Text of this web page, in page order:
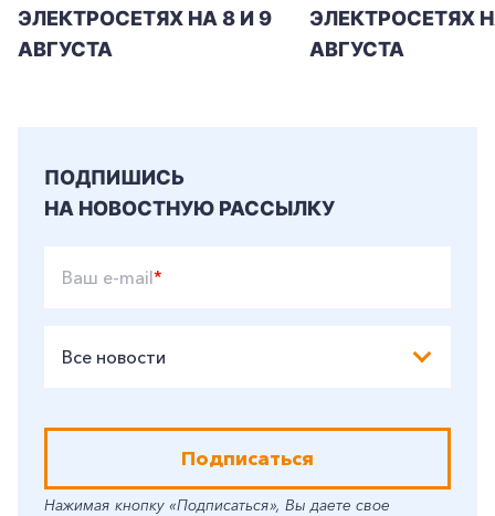
ЭЛЕКТРОСЕТЯХ НА 8 И 9
АВГУСТА
ЭЛЕКТРОСЕТЯХ
АВГУСТА
ПОДПИШИСЬ
НА НОВОСТНУЮ РАССЫЛКУ
Ваш e-mail*
Все новости
Подписаться
Нажимая кнопку «Подписаться», Вы даете свое